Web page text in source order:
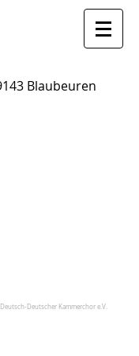
Blaubeuren
Deutscher Kammerchor e.V.